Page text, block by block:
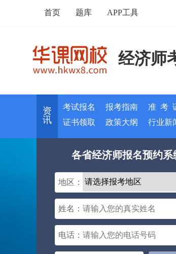
首页 题库 APP工具
经济师
资
讯
考试报名 报考指南 准 考
证书领取
政策大纲 行业新
各省经济师报名预约系
地区：
姓名：
电话：